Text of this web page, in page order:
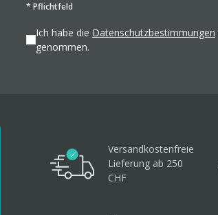
* Pflichtfeld
Ich habe die Datenschutzbestimmungen
genommen.
Versandkostenfreie
Lieferung ab 250
CHF